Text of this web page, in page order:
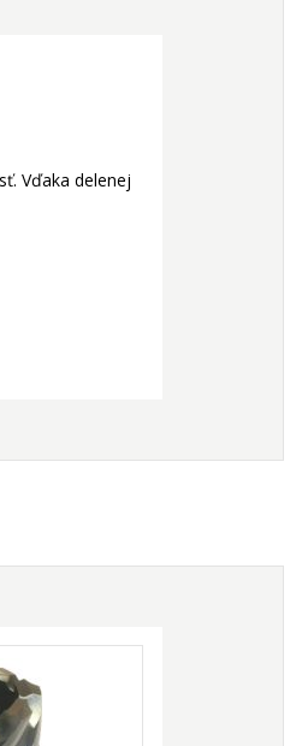
Vďaka delenej